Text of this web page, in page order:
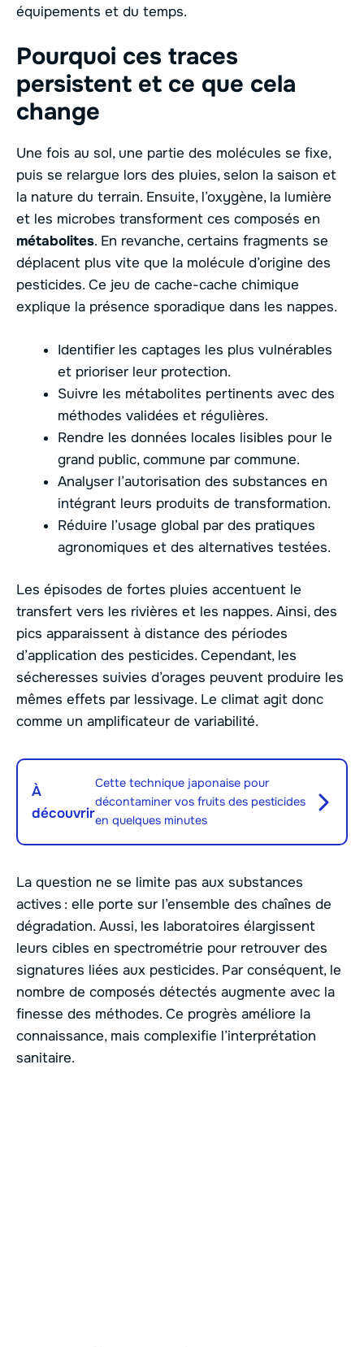
équipements et du temps.
Pourquoi ces traces
persistent et ce que cela
change
Une fois au sol, une partie des molécules se fixe,
puis se relargue lors des pluies, selon la saison et
la nature du terrain. Ensuite, l’oxygène, la lumière
et les microbes transforment ces composés en
métabolites. En revanche, certains fragments se
déplacent plus vite que la molécule d’origine des
pesticides. Ce jeu de cache-cache chimique
explique la présence sporadique dans les nappes.
Identifier les captages les plus vulnérables
et prioriser leur protection.
Suivre les métabolites pertinents avec des
méthodes validées et régulières.
Rendre les données locales lisibles pour le
grand public, commune par commune.
Analyser l’autorisation des substances en
intégrant leurs produits de transformation.
Réduire l’usage global par des pratiques
agronomiques et des alternatives testées.
Les épisodes de fortes pluies accentuent le
transfert vers les rivières et les nappes. Ainsi, des
pics apparaissent à distance des périodes
d’application des pesticides. Cependant, les
sécheresses suivies d’orages peuvent produire les
mêmes effets par lessivage. Le climat agit donc
comme un amplificateur de variabilité.
À
découvrir
Cette technique japonaise pour
décontaminer vos fruits des pesticides
en quelques minutes
La question ne se limite pas aux substances
actives : elle porte sur l’ensemble des chaînes de
dégradation. Aussi, les laboratoires élargissent
leurs cibles en spectrométrie pour retrouver des
signatures liées aux pesticides. Par conséquent, le
nombre de composés détectés augmente avec la
finesse des méthodes. Ce progrès améliore la
connaissance, mais complexifie l’interprétation
sanitaire.